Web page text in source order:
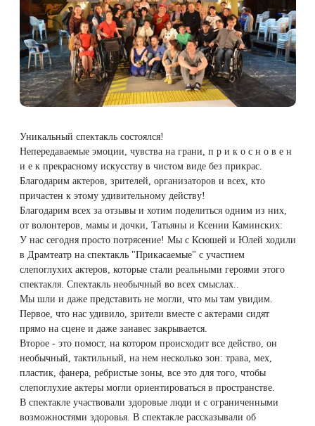
Уникальный спектакль состоялся!
Непередаваемые эмоции, чувства на грани, п р и к о с н о в е н
и е к прекрасному искусству в чистом виде без прикрас.
Благодарим актеров, зрителей, организаторов и всех, кто
причастен к этому удивительному действу!
Благодарим всех за отзывы и хотим поделиться одним из них,
от волонтеров, мамы и дочки, Татьяны и Ксении Каминских:
У нас сегодня просто потрясение! Мы с Ксюшей и Юлей ходили
в Драмтеатр на спектакль "Прикасаемые" с участием
слепоглухих актеров, которые стали реальными героями этого
спектакля. Спектакль необычный во всех смыслах..
Мы шли и даже представить не могли, что мы там увидим.
Первое, что нас удивило, зрители вместе с актерами сидят
прямо на сцене и даже занавес закрывается.
Второе - это помост, на котором происходит все действо, он
необычный, тактильный, на нем несколько зон: трава, мех,
пластик, фанера, ребристые зоны, все это для того, чтобы
слепоглухие актеры могли ориентироваться в пространстве.
В спектакле участвовали здоровые люди и с ограниченными
возможностями здоровья. В спектакле рассказывали об
Удаление растяжек
Лазерная наноперфорация
Лазерная эпиляция
Лазерная QOOL-эпиляция
Эпиляция диодным лазером
Лазерное омоложение рук
Удаление татуировок
Удаление татуажа (перманентного макияжа)
Лазерное удаление невуса
Лечение прыщей (угревой сыпи)
Лечение гиперпигментации
Удаление веснушек
Плазмотерапия
Нитевой лифтинг
Озонотерапия
Контурная пластика лица
Дермотония на аппарате SKINTONIC
(Скинтоник)
Микротоки и миостимуляция
УВТ терапия на аппарате EWATage
Ультразвуковая чистка лица
RSL-скульптурирование
Вакуумно-роликовый массаж на аппарате
Beautyliner (Бьютилайнер)
Вакуумно-роликовый массаж на аппарате
Therapy Pulse
Фотодинамическая терапия HELEO™
ДНК-тестирование
Интегративная косметология
Процедуры для детей
Маникюр и педикюр
Косметология для подростков
Косметология для мужчин
Купить космецевтику VIF
Избавиться от растяжек на животе
Освежить кожу
Омолодить кожу рук
Изменить овал лица
Избавиться от птоза на лице
Избавиться от морщин
Убрать морщины на шее
Увеличить губы
Удалить морщины вокруг глаз
Удалить носогубные складки
Удалить перманентный макияж
Удалить рубцы
Конгресс ECALM